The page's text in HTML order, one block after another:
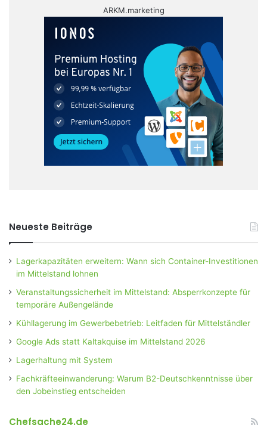
ARKM.marketing
Neueste Beiträge
Lagerkapazitäten erweitern: Wann sich Container-Investitionen
im Mittelstand lohnen
Veranstaltungssicherheit im Mittelstand: Absperrkonzepte für
temporäre Außengelände
Kühllagerung im Gewerbebetrieb: Leitfaden für Mittelständler
Google Ads statt Kaltakquise im Mittelstand 2026
Lagerhaltung mit System
Fachkräfteeinwanderung: Warum B2-Deutschkenntnisse über
den Jobeinstieg entscheiden
Chefsache24.de